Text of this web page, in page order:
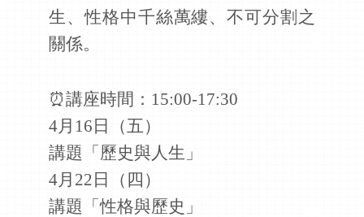
生、性格中千絲萬縷、不可分割之
關係。
⏰講座時間： 15:00-17:30
4月16日（五）
講題「歷史與人生」
4月22日（四）
講題「性格與歷史」